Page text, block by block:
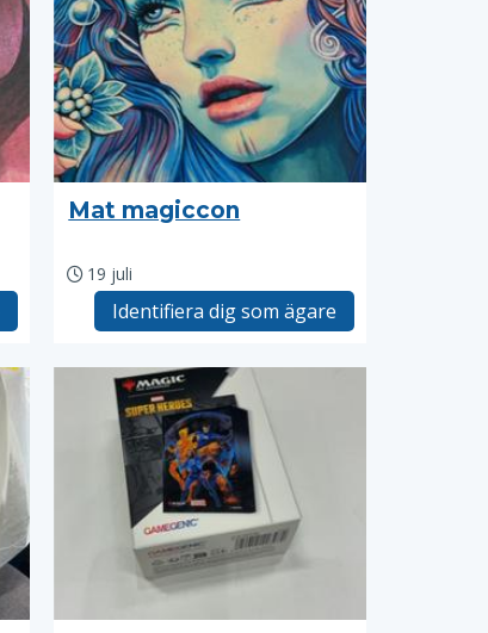
Mat magiccon
19 juli
Identifiera dig som ägare